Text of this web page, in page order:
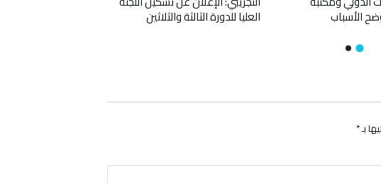
الأسباب العليا للدورة الثالثة والثلاثين
بـ*